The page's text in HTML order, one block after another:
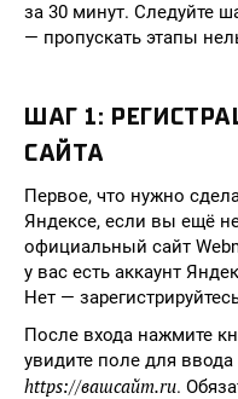
за 30 минут. Следуйте
— пропускать этапы
ШАГ 1:
САЙТА
Первое, что нужно
Яндексе, если вы ещё
официальный сайт
у вас есть аккаунт
Нет —
После входа нажмите
увидите поле для
https://вашсайт.ru.